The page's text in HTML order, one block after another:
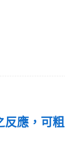
應，可